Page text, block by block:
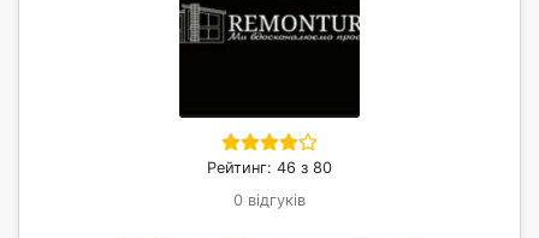
Рейтинг: 46 з 80
0 відгуків